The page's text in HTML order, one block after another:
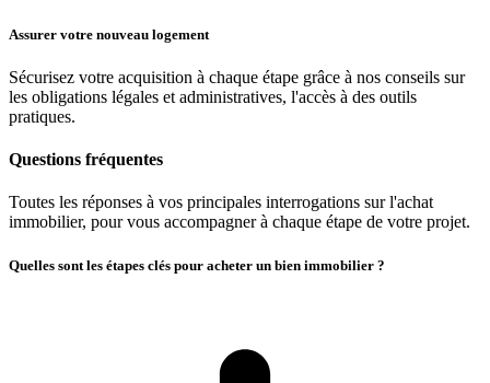
Assurer votre nouveau logement
Sécurisez votre acquisition à chaque étape grâce à nos conseils sur
les obligations légales et administratives, l'accès à des outils
pratiques.
Questions fréquentes
Toutes les réponses à vos principales interrogations sur l'achat
immobilier, pour vous accompagner à chaque étape de votre projet.
Quelles sont les étapes clés pour acheter un bien immobilier ?